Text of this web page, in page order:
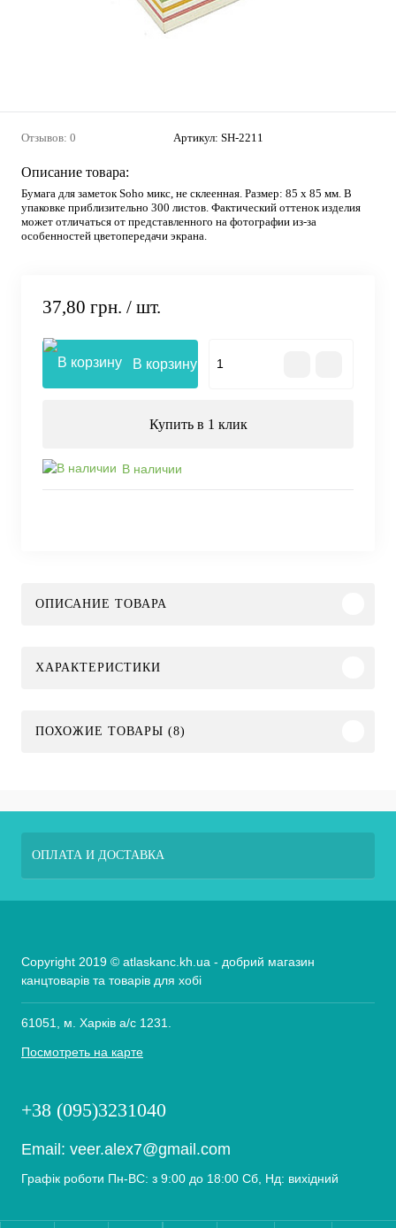
Отзывов: 0 Артикул: SН-2211
Описание товара:
Бумага для заметок Soho микс, не склеенная. Размер: 85 х 85 мм. В
упаковке приблизительно 300 листов. Фактический оттенок изделия
может отличаться от представленного на фотографии из-за
особенностей цветопередачи экрана.
37,80 грн. / шт.
В корзину
Купить в 1 клик
В наличии
ОПИСАНИЕ ТОВАРА
ХАРАКТЕРИСТИКИ
ПОХОЖИЕ ТОВАРЫ (8)
ОПЛАТА И ДОСТАВКА
Copyright 2019 © atlaskanc.kh.ua - добрий магазин
канцтоварів та товарів для хобі
61051, м. Харків а/с 1231.
Посмотреть на карте
+38 (095)3231040
Email: veer.alex7@gmail.com
Графік роботи Пн-ВС: з 9:00 до 18:00 Сб, Нд: вихідний